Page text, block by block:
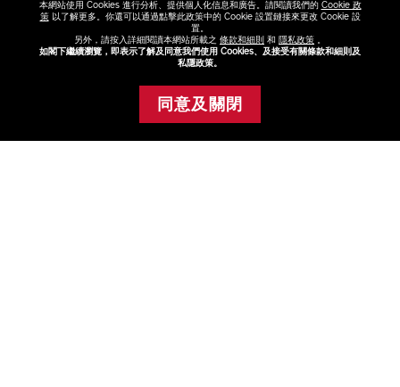
發掘更多
BENEFIANCE眼及唇部護理
本網站使用 Cookies 進行分析、提供個人化信息和廣告。請閱讀我們的 Cookie 政
策以了解更多。你還可以通過點擊此政策中的 Cookie 設置鏈接來更改 Cookie 設
置。
另外，請按入詳細閱讀本網站所載之 條款和細則 和 隱私政策 。
如閣下繼續瀏覽，即表示了解及同意我們使用 Cookies、及接受有關條款和細則及
私隱政策。
同意及關閉